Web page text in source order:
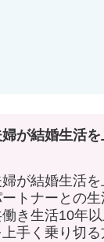
が結婚生活
が結婚生活
トナーとの生
き生活10年
手く乗り切